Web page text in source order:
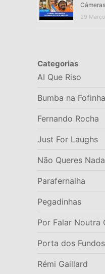
29
Categorias
AI Que Riso
Bumba na Fofinha
Fernando Rocha
Just For Laughs
Não Queres Nada
Parafernalha
Pegadinhas
Por Falar Noutra
Porta dos Fundos
Rémi Gaillard